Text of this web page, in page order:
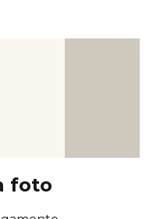
foto